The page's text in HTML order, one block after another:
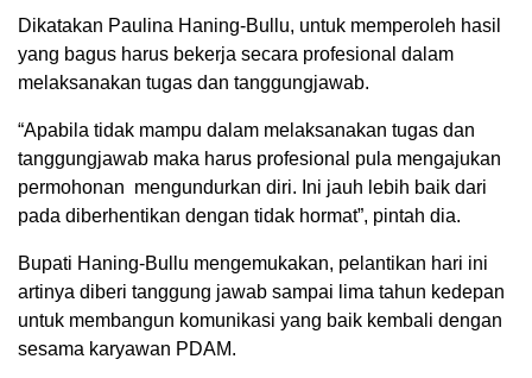
Dikatakan Paulina Haning-Bullu, untuk memperoleh hasil
yang bagus harus bekerja secara profesional dalam
melaksanakan tugas dan tanggungjawab.
“Apabila tidak mampu dalam melaksanakan tugas dan
tanggungjawab maka harus profesional pula mengajukan
permohonan mengundurkan diri. Ini jauh lebih baik dari
pada diberhentikan dengan tidak hormat”, pintah dia.
Bupati Haning-Bullu mengemukakan, pelantikan hari ini
artinya diberi tanggung jawab sampai lima tahun kedepan
untuk membangun komunikasi yang baik kembali dengan
sesama karyawan PDAM.